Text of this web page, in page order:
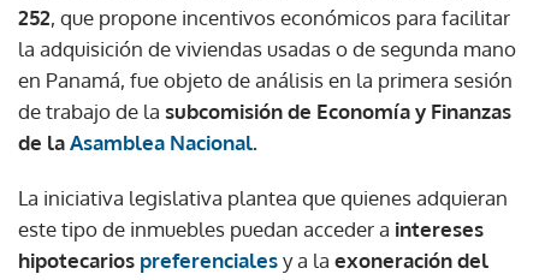
252, que propone incentivos económicos para facilitar
la adquisición de viviendas usadas o de segunda mano
en Panamá, fue objeto de análisis en la primera sesión
de trabajo de la subcomisión de Economía y Finanzas
de laAsamblea Nacional.
La iniciativa legislativa plantea que quienes adquieran
este tipo de inmuebles puedan acceder a intereses
hipotecarios preferencialesy a la exoneración del